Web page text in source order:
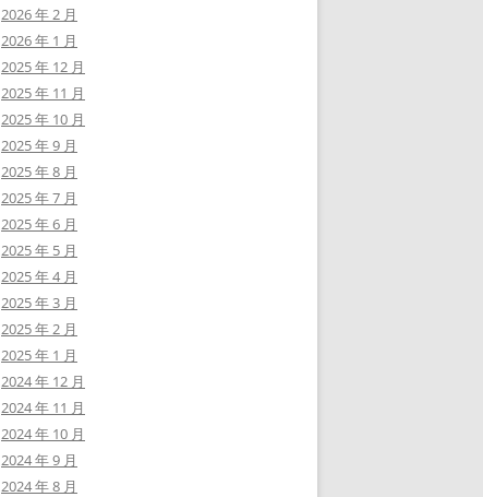
2026 年 2 月
2026 年 1 月
2025 年 12 月
2025 年 11 月
2025 年 10 月
2025 年 9 月
2025 年 8 月
2025 年 7 月
2025 年 6 月
2025 年 5 月
2025 年 4 月
2025 年 3 月
2025 年 2 月
2025 年 1 月
2024 年 12 月
2024 年 11 月
2024 年 10 月
2024 年 9 月
2024 年 8 月